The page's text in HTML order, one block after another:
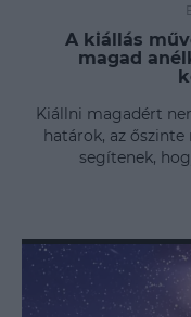
A kiállás
magad
Kiállni magadért
határok, az
segítenek,